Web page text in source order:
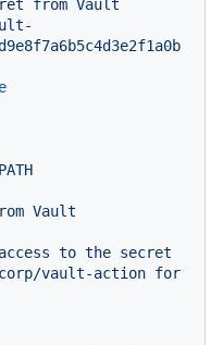
from Vault
Vault
vault-action for